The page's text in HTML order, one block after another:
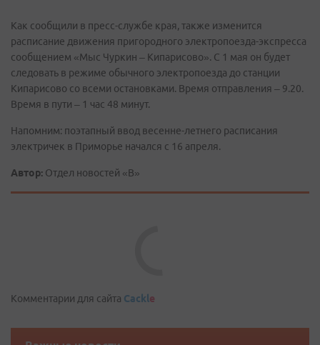
Как сообщили в пресс-службе края, также изменится
расписание движения пригородного электропоезда-экспресса
сообщением «Мыс Чуркин – Кипарисово». С 1 мая он будет
следовать в режиме обычного электропоезда до станции
Кипарисово со всеми остановками. Время отправления – 9.20.
Время в пути – 1 час 48 минут.
Напомним: поэтапный ввод весенне-летнего расписания
электричек в Приморье начался с 16 апреля.
Автор: Отдел новостей «В»
Комментарии для сайта Cackle